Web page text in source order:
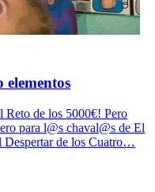
elementos
Reto de los 5000€! Pero
para l@s chaval@s de El
Despertar de los Cuatro…